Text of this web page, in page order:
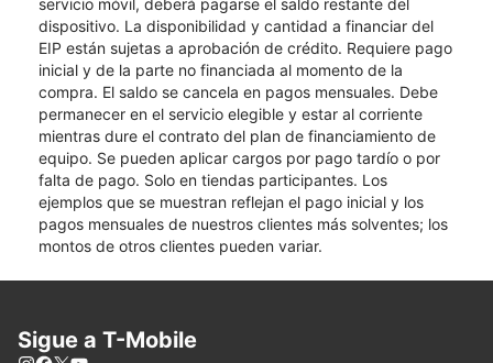
servicio móvil, deberá pagarse el saldo restante del
dispositivo. La disponibilidad y cantidad a financiar del
EIP están sujetas a aprobación de crédito. Requiere pago
inicial y de la parte no financiada al momento de la
compra. El saldo se cancela en pagos mensuales. Debe
permanecer en el servicio elegible y estar al corriente
mientras dure el contrato del plan de financiamiento de
equipo. Se pueden aplicar cargos por pago tardío o por
falta de pago. Solo en tiendas participantes. Los
ejemplos que se muestran reflejan el pago inicial y los
pagos mensuales de nuestros clientes más solventes; los
montos de otros clientes pueden variar.